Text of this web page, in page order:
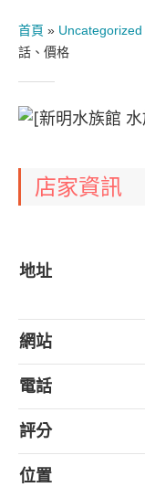
首頁 » Uncategorized
話、價格
店家資訊
地址
網站
電話
評分
位置